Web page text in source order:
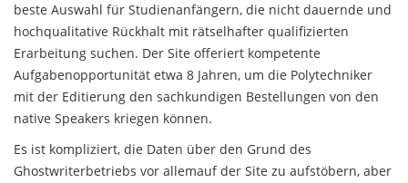
beste Auswahl für Studienanfängern, die nicht dauernde und
hochqualitative Rückhalt mit rätselhafter qualifizierten
Erarbeitung suchen. Der Site offeriert kompetente
Aufgabenopportunität etwa 8 Jahren, um die Polytechniker
mit der Editierung den sachkundigen Bestellungen von den
native Speakers kriegen können.
Es ist kompliziert, die Daten über den Grund des
Ghostwriterbetriebs vor allemauf der Site zu aufstöbern, aber